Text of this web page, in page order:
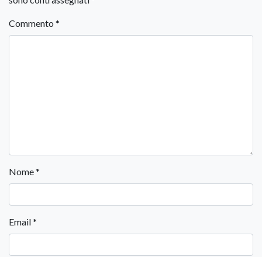
Commento *
Nome*
Email*